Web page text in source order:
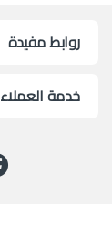
روابط مفيدة
خدمة العملاء